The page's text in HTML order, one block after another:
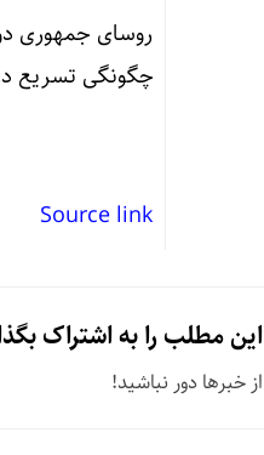
روسای جمهوری
چگونگی تسریع
Source link
این مطلب را به اشتراک
از خبرها دور نباشید!